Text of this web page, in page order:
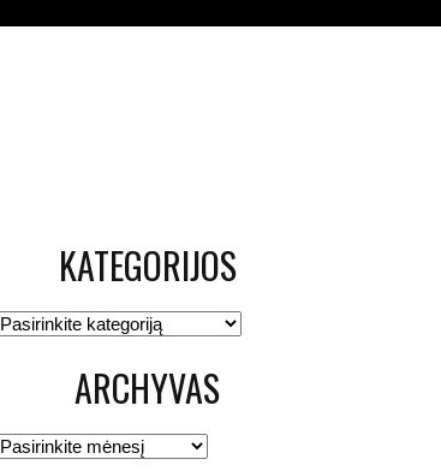
KATEGORIJOS
Kategorijos
ARCHYVAS
Archyvas